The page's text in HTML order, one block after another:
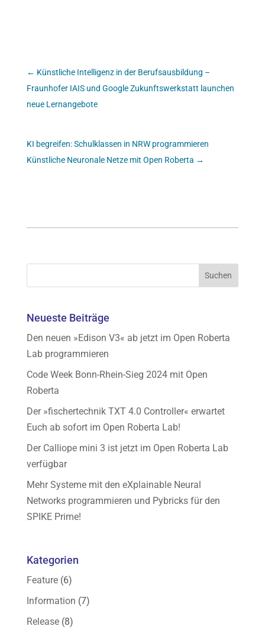
← Künstliche Intelligenz in der Berufsausbildung –
Fraunhofer IAIS und Google Zukunftswerkstatt launchen
neue Lernangebote
KI begreifen: Schulklassen in NRW programmieren
Künstliche Neuronale Netze mit Open Roberta →
Neueste Beiträge
Den neuen »Edison V3« ab jetzt im Open Roberta
Lab programmieren
Code Week Bonn-Rhein-Sieg 2024 mit Open
Roberta
Der »fischertechnik TXT 4.0 Controller« erwartet
Euch ab sofort im Open Roberta Lab!
Der Calliope mini 3 ist jetzt im Open Roberta Lab
verfügbar
Mehr Systeme mit den eXplainable Neural
Networks programmieren und Pybricks für den
SPIKE Prime!
Kategorien
Feature(6)
Information (7)
Release(8)